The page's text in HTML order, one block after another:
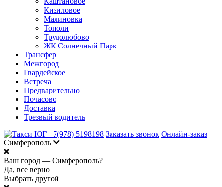
Кизиловое
Малиновка
Тополи
Трудолюбово
ЖК Солнечный Парк
Трансфер
Межгород
Гвардейское
Встреча
Предварительно
Почасово
Доставка
Трезвый водитель
+7(978) 5198198 Заказать звонок Онлайн-заказ
Симферополь
Ваш город — Симферополь?
Да, все верно
Выбрать другой